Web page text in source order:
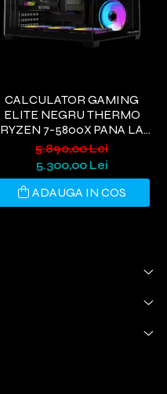
CALCULATOR GAMING
ELITE NEGRU THERMO
RYZEN 7-5800X PANA LA
4.7GHZ, 32GB DDR4, 1TB
SSD, RTX5060 8GB GDDR7,
WINDOWS 11, WI-FI 6
5.890,00 Lei
5.300,00 Lei
ADAUGA IN COS